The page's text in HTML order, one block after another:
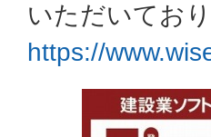
いただいており
https://